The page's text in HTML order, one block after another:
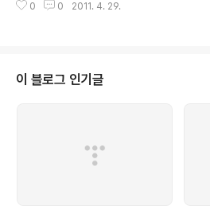
에서 꾸리고 있는 수학교육개선위원회에서 맹활
전략 등, 숫자가 담고 있는 풍부한 의미와 수학이
신기하고 재미있더라구요. 1. 4강 현장강의에서
0 0 2011. 4. 29.
이 블로그 인기글